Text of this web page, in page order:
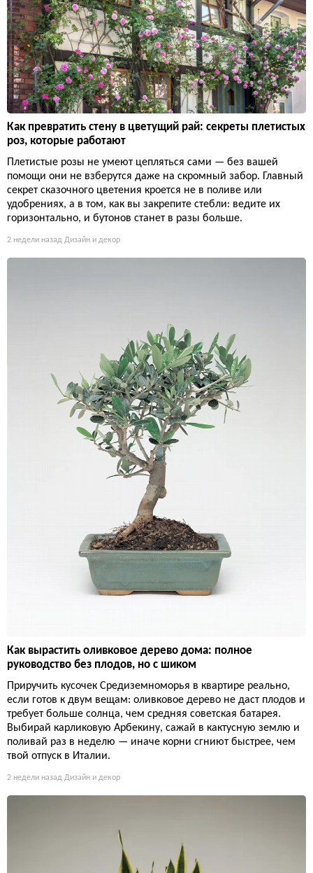
Как превратить стену в цветущий рай: секреты плетистых
роз, которые работают
Плетистые розы не умеют цепляться сами — без вашей
помощи они не взберутся даже на скромный забор. Главный
секрет сказочного цветения кроется не в поливе или
удобрениях, а в том, как вы закрепите стебли: ведите их
горизонтально, и бутонов станет в разы больше.
2 недели назад Дизайн и декор
Как вырастить оливковое дерево дома: полное
руководство без плодов, но с шиком
Приручить кусочек Средиземноморья в квартире реально,
если готов к двум вещам: оливковое дерево не даст плодов и
требует больше солнца, чем средняя советская батарея.
Выбирай карликовую Арбекину, сажай в кактусную землю и
поливай раз в неделю — иначе корни сгниют быстрее, чем
твой отпуск в Италии.
2 недели назад Дизайн и декор